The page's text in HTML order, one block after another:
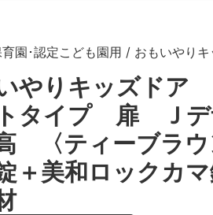
園･認定こども園用 / おもいやりキ
やりキッズド
タイプ 扉 Ｊ
〈ティーブラ
＋美和ロック